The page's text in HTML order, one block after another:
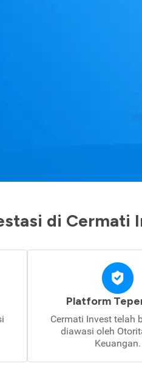
di Cermati
Platform
Cermati Invest telah
diawasi oleh
Keuangan.